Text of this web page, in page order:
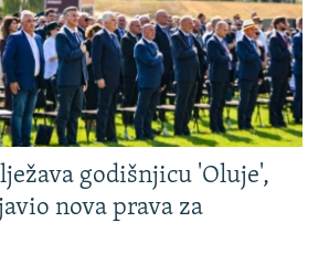
godišnjicu 'Oluje',
nova prava za